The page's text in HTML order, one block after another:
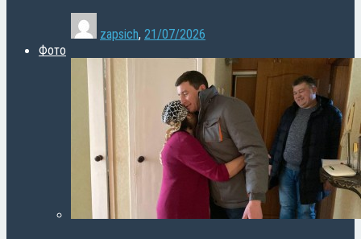
zapsich, 21/07/2026
Фото